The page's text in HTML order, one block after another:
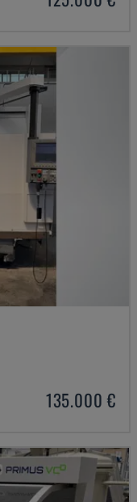
135.000 €